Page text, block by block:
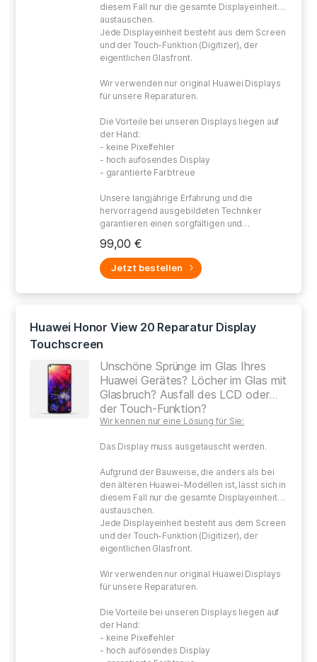
diesem Fall nur die gesamte Displayeinheit
austauschen.
Jede Displayeinheit besteht aus dem Screen
und der Touch-Funktion (Digitizer), der
eigentlichen Glasfront.
Wir verwenden nur original Huawei Displays
für unsere Reparaturen.
Die Vorteile bei unseren Displays liegen auf
der Hand:
- keine Pixelfehler
- hoch aufösendes Display
- garantierte Farbtreue
Unsere langjährige Erfahrung und die
hervorragend ausgebildeten Techniker
garantieren einen sorgfältigen und
Ihres defekten Gerätes.
99,00 €
Jetzt bestellen
Huawei Honor View 20 Reparatur Display
Touchscreen
Unschöne Sprünge im Glas Ihres
Huawei Gerätes? Löcher im Glas mit
Glasbruch? Ausfall des LCD oder
der Touch-Funktion?
Wir kennen nur eine Lösung für Sie:
Das Display muss ausgetauscht werden.
Aufgrund der Bauweise, die anders als bei
den älteren Huawei-Modellen ist, lässt sich in
diesem Fall nur die gesamte Displayeinheit
austauschen.
Jede Displayeinheit besteht aus dem Screen
und der Touch-Funktion (Digitizer), der
eigentlichen Glasfront.
Wir verwenden nur original Huawei Displays
für unsere Reparaturen.
Die Vorteile bei unseren Displays liegen auf
der Hand:
- keine Pixelfehler
- hoch aufösendes Display